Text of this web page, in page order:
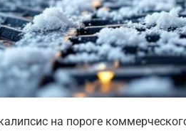
на пороге